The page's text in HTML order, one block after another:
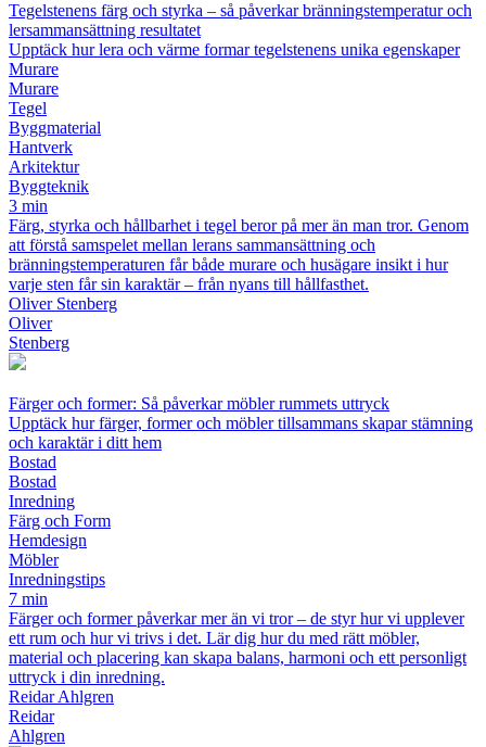
Tegelstenens färg och styrka – så påverkar bränningstemperatur och
lersammansättning resultatet
Upptäck hur lera och värme formar tegelstenens unika egenskaper
Murare
Murare
Tegel
Byggmaterial
Hantverk
Arkitektur
Byggteknik
3 min
Färg, styrka och hållbarhet i tegel beror på mer än man tror. Genom
att förstå samspelet mellan lerans sammansättning och
bränningstemperaturen får både murare och husägare insikt i hur
varje sten får sin karaktär – från nyans till hållfasthet.
Oliver Stenberg
Oliver
Stenberg
Färger och former: Så påverkar möbler rummets uttryck
Upptäck hur färger, former och möbler tillsammans skapar stämning
och karaktär i ditt hem
Bostad
Bostad
Inredning
Färg och Form
Hemdesign
Möbler
Inredningstips
7 min
Färger och former påverkar mer än vi tror – de styr hur vi upplever
ett rum och hur vi trivs i det. Lär dig hur du med rätt möbler,
material och placering kan skapa balans, harmoni och ett personligt
uttryck i din inredning.
Reidar Ahlgren
Reidar
Ahlgren